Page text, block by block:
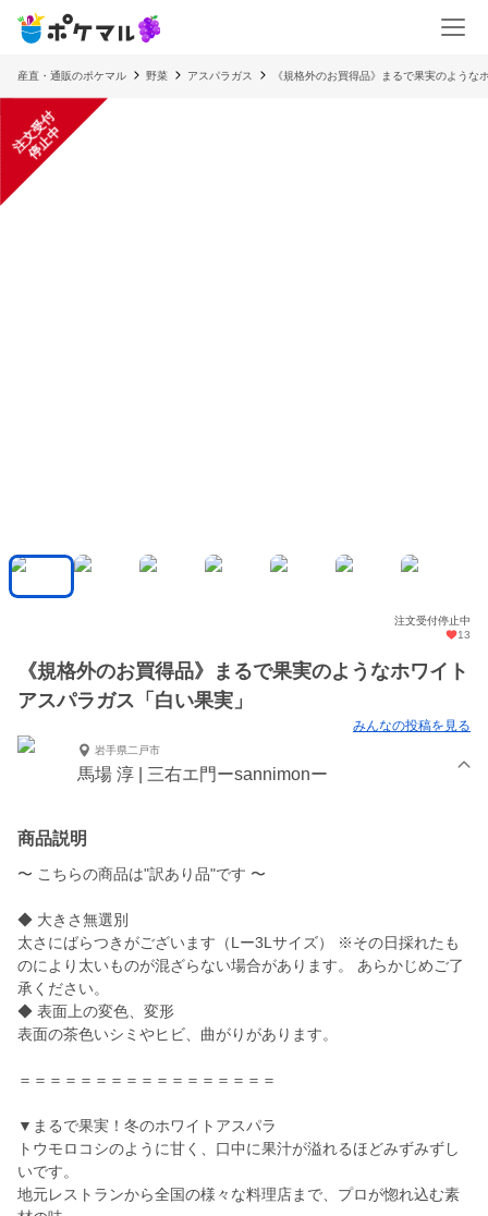
産直・通販のポケマル 野菜 アスパラガス 《規格外のお買得品》まるで果実のような
注
文
受
付
停
止
中
注文受付停止中
13
《規格外のお買得品》まるで果実のようなホワイト
アスパラガス「白い果実」
みんなの投稿を見る
岩手県二戸市
馬場 淳 | 三右エ門ーsannimonー
商品説明
〜 こちらの商品は"訳あり品"です 〜
◆ 大きさ無選別
太さにばらつきがございます（Lー3Lサイズ） ※その日採れたも
のにより太いものが混ざらない場合があります。 あらかじめご了
承ください。
◆ 表面上の変色、変形
表面の茶色いシミやヒビ、曲がりがあります。
＝＝＝＝＝＝＝＝＝＝＝＝＝＝＝＝＝
▼まるで果実！冬のホワイトアスパラ
トウモロコシのように甘く、口中に果汁が溢れるほどみずみずし
いです。
地元レストランから全国の様々な料理店まで、プロが惚れ込む素